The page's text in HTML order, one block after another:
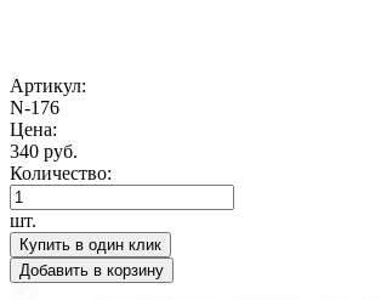
Артикул:
N-176
Цена:
340 руб.
Количество:
шт.
Купить в один клик
Добавить в корзину